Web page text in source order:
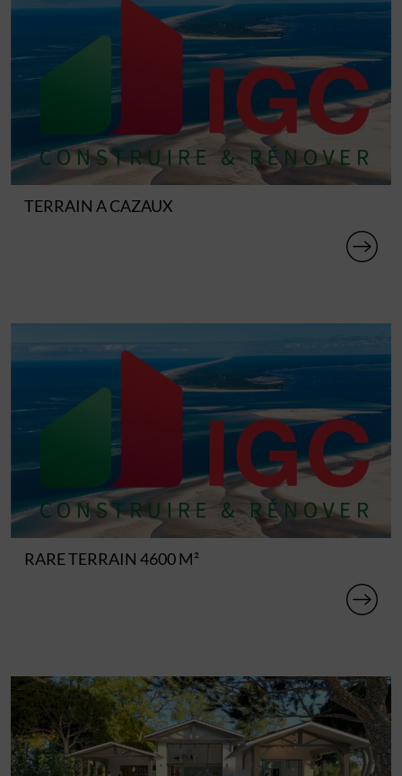
TERRAIN A CAZAUX
RARE TERRAIN 4600 M²